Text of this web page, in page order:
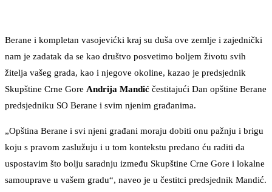
Berane i kompletan vasojevićki kraj su duša ove zemlje i zajednički
nam je zadatak da se kao društvo posvetimo boljem životu svih
žitelja vašeg grada, kao i njegove okoline, kazao je predsjednik
Skupštine Crne Gore Andrija Mandić čestitajući Dan opštine Berane
predsjedniku SO Berane i svim njenim građanima.
„Opština Berane i svi njeni građani moraju dobiti onu pažnju i brigu
koju s pravom zaslužuju i u tom kontekstu predano ću raditi da
uspostavim što bolju saradnju između Skupštine Crne Gore i lokalne
samouprave u vašem gradu“, naveo je u čestitci predsjednik Mandić.